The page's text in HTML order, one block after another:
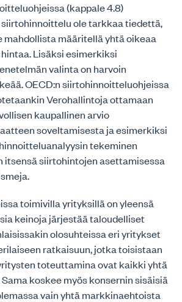
(kappale 4.8)
ole tarkkaa tiedettä,
mahdollista määritellä yhtä oikeaa
Lisäksi esimerkiksi
valinta on harvoin
OECD:n siirtohinnoitteluohjeissa
Verohallintoja ottamaan
kaupallinen arvio
soveltamisesta ja esimerkiksi
tekeminen
itsensä siirtohintojen asettamisessa
toimivilla yrityksillä on yleensä
keinoja järjestää taloudelliset
olosuhteissa eri yritykset
ratkaisuun, jotka toisistaan
toteuttamina ovat kaikki yhtä
koskee myös konsernin sisäisiä
vain yhtä markkinaehtoista